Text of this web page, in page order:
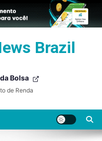
Brazil
Bolsa
de Renda